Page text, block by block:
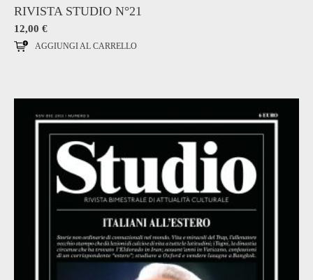
RIVISTA STUDIO N°21
12,00 €
AGGIUNGI AL CARRELLO